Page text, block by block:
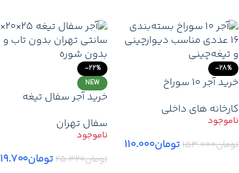
-28%
خرید آجر ۱۰ سوراخ
روز آجر سفالی سوراخ‌دار برای
دیوارچینی – تهران/کرج
کارخانه های داخلی
تومان۱۵۳.۰۰۰تومان۱۱۰.۰۰۰
-22%
NEW
خرید آجر سفال تیغه
+ حمل و تخلیه پای کار –
تهران/کرج
سفال تهران
تومان۲۵.۳۲۰تومان۱۹.۷۰۰